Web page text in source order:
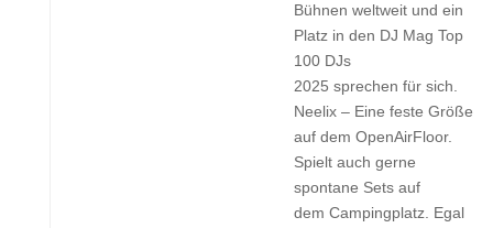
Bühnen weltweit und ein
Platz in den DJ Mag Top
100 DJs
2025 sprechen für sich.
Neelix – Eine feste Größe
auf dem OpenAirFloor.
Spielt auch gerne
spontane Sets auf
dem Campingplatz. Egal